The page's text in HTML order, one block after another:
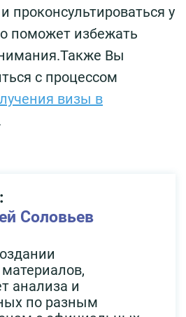
проконсультироваться у
поможет избежать
Вы
с процессом
визы в
Соловьев
анализа и
по разным